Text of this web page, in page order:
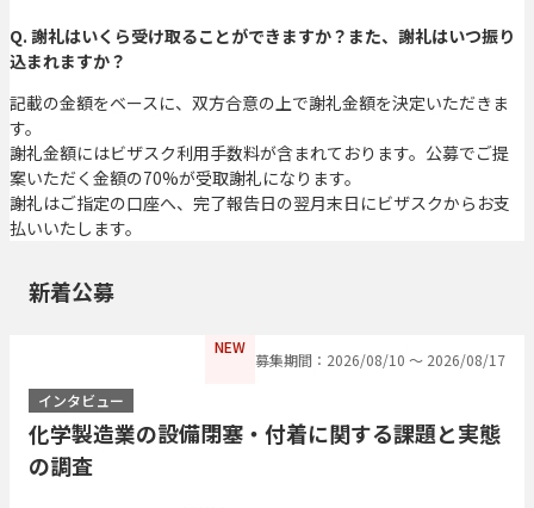
Q. 謝礼はいくら受け取ることができますか？また、謝礼はいつ振り
込まれますか？
記載の金額をベースに、双方合意の上で謝礼金額を決定いただきま
す。
謝礼金額にはビザスク利用手数料が含まれております。公募でご提
案いただく金額の70%が受取謝礼になります。
謝礼はご指定の口座へ、完了報告日の翌月末日にビザスクからお支
払いいたします。
新着公募
NEW
募集期間：2026/08/10 〜 2026/08/17
インタビュー
化学製造業の設備閉塞・付着に関する課題と実態
の調査